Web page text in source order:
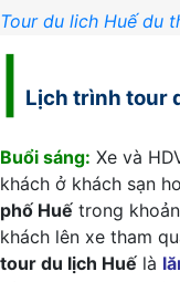
Tour du lich Huế du
Lịch trình tour
Buổi sáng: Xe và
khách ở khách sạn
phố Huế trong
khách lên xe tham
tour du lịch Huế là